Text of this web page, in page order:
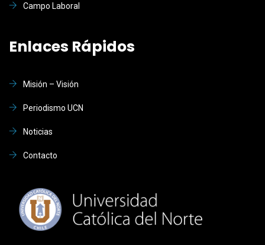
Campo Laboral
Enlaces Rápidos
Misión – Visión
Periodismo UCN
Noticias
Contacto